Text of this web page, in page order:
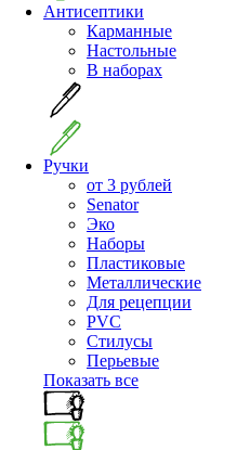
Антисептики
Карманные
Настольные
В наборах
Ручки
от 3 рублей
Senator
Эко
Наборы
Пластиковые
Металлические
Для рецепции
PVC
Стилусы
Перьевые
Показать все